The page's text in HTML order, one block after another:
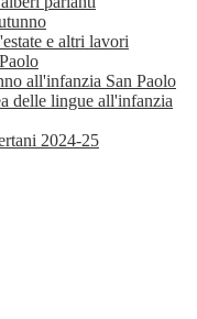
e altri lavori
all'infanzia San Paolo
delle lingue all'infanzia
2024-25